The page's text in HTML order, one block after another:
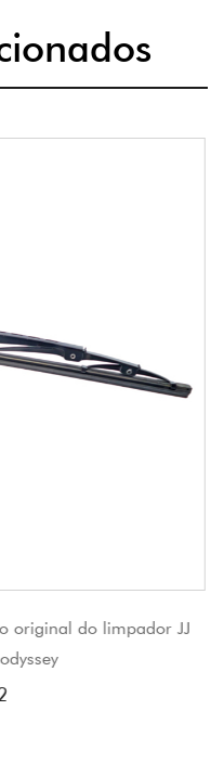
light personalizado
brisa lâminas de limpador